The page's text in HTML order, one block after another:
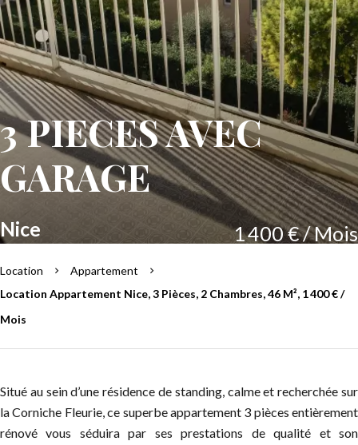
3 PIECES AVEC
GARAGE
Nice 1 400 € / Mois
Location
Appartement
Location Appartement Nice, 3 Pièces, 2 Chambres, 46 M², 1 400 € /
Mois
Situé au sein d’une résidence de standing, calme et recherchée sur
la Corniche Fleurie, ce superbe appartement 3 pièces entièrement
rénové vous séduira par ses prestations de qualité et son